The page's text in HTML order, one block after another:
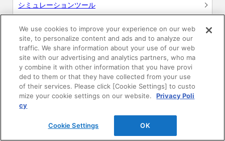
シミュレーションツール
24時間換気システム〈エアスマート〉
簡易設計見積ソフト
R&Dセンター環境測定・分析サービス
商品マスター申し込み
We use cookies to improve your experience on our web
site, to personalize content and ads and to analyze our
traffic. We share information about your use of our web
site with our advertising and analytics partners, who ma
y combine it with other information that you have provi
ded to them or that they have collected from your use
of their services. Please click [Cookie Settings] to custo
mize your cookie settings on our website.
Privacy Poli
cy
Cookie Settings OK